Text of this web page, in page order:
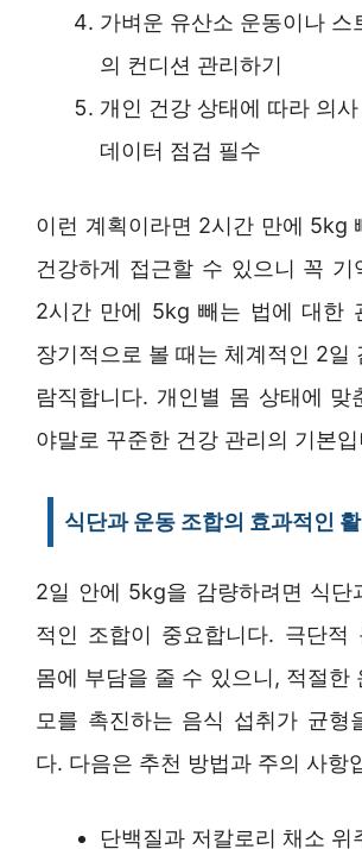
가벼운 유산소 운동이나 스
의 컨디션 관리하기
개인 건강 상태에 따라 의
데이터 점검 필수
이런 계획이라면 2시간 만에 5kg
건강하게 접근할 수 있으니 꼭 기
2시간 만에 5kg 빼는 법에 대한
장기적으로 볼 때는 체계적인 2일
람직합니다. 개인별 몸 상태에 맞
야말로 꾸준한 건강 관리의 기본
식단과 운동 조합의 효과적인
2일 안에 5kg을 감량하려면 식단
적인 조합이 중요합니다. 극단적
몸에 부담을 줄 수 있으니, 적절한
모를 촉진하는 음식 섭취가 균형
다. 다음은 추천 방법과 주의 사항
단백질과 저칼로리 채소 위